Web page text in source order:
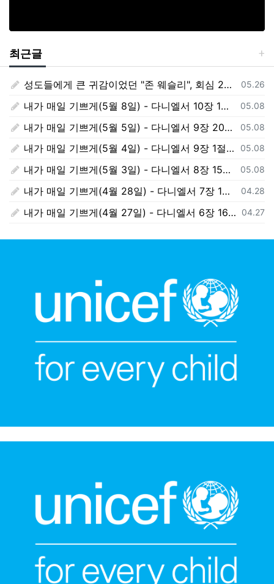
최근글
등록일
05.26
성도들에게 큰 귀감이었던 "존 웨슬리", 회심 285 주년을 맞으며,
등록일
05.08
내가 매일 기쁘게(5월 8일) - 다니엘서 10장 1절 ~ 9절
등록일
05.08
내가 매일 기쁘게(5월 5일) - 다니엘서 9장 20절 ~ 27절
등록일
05.08
내가 매일 기쁘게(5월 4일) - 다니엘서 9장 1절 ~ 19절
등록일
05.08
내가 매일 기쁘게(5월 3일) - 다니엘서 8장 15절 ~ 27절
등록일
04.28
내가 매일 기쁘게(4월 28일) - 다니엘서 7장 1절 ~ 14절
등록일
04.27
내가 매일 기쁘게(4월 27일) - 다니엘서 6장 16절 ~ 28절